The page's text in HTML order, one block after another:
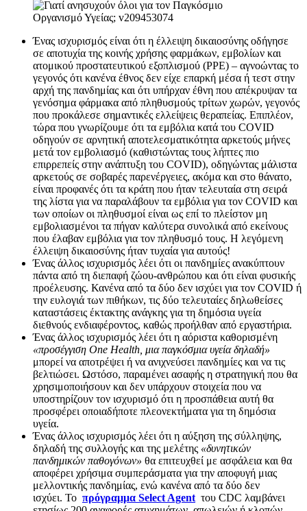
Ένας ισχυρισμός είναι ότι η έλλειψη δικαιοσύνης οδήγησε
σε αποτυχία της κοινής χρήσης φαρμάκων, εμβολίων και
ατομικού προστατευτικού εξοπλισμού (PPE) – αγνοώντας το
γεγονός ότι κανένα έθνος δεν είχε επαρκή μέσα ή τεστ στην
αρχή της πανδημίας και ότι υπήρχαν έθνη που απέκρυψαν τα
γενόσημα φάρμακα από πληθυσμούς τρίτων χωρών, γεγονός
που προκάλεσε σημαντικές ελλείψεις θεραπείας. Επιπλέον,
τώρα που γνωρίζουμε ότι τα εμβόλια κατά του COVID
οδηγούν σε αρνητική αποτελεσματικότητα αρκετούς μήνες
μετά τον εμβολιασμό (καθιστώντας τους λήπτες πιο
επιρρεπείς στην ανάπτυξη του COVID), οδηγώντας μάλιστα
αρκετούς σε σοβαρές παρενέργειες, ακόμα και στο θάνατο,
είναι προφανές ότι τα κράτη που ήταν τελευταία στη σειρά
της λίστα για να παραλάβουν τα εμβόλια για τον COVID και
των οποίων οι πληθυσμοί είναι ως επί το πλείστον μη
εμβολιασμένοι τα πήγαν καλύτερα συνολικά από εκείνους
που έλαβαν εμβόλια για τον πληθυσμό τους. Η λεγόμενη
έλλειψη δικαιοσύνης ήταν τυχαία για αυτούς!
Ένας άλλος ισχυρισμός λέει ότι οι πανδημίες ανακύπτουν
πάντα από τη διεπαφή ζώου-ανθρώπου και ότι είναι φυσικής
προέλευσης. Κανένα από τα δύο δεν ισχύει για τον COVID ή
την ευλογιά των πιθήκων, τις δύο τελευταίες δηλωθείσες
καταστάσεις έκτακτης ανάγκης για τη δημόσια υγεία
διεθνούς ενδιαφέροντος, καθώς προήλθαν από εργαστήρια.
Ένας άλλος ισχυρισμός λέει ότι η αόριστα καθορισμένη
«προσέγγιση One Health, μια παγκόσμια υγεία δηλαδή»
μπορεί να αποτρέψει ή να ανιχνεύσει πανδημίες και να τις
βελτιώσει. Ωστόσο, παραμένει ασαφής η στρατηγική που θα
χρησιμοποιήσουν και δεν υπάρχουν στοιχεία που να
υποστηρίζουν τον ισχυρισμό ότι η προσπάθεια αυτή θα
προσφέρει οποιαδήποτε πλεονεκτήματα για τη δημόσια
υγεία.
Ένας άλλος ισχυρισμός λέει ότι η αύξηση της σύλληψης,
δηλαδή της συλλογής και της μελέτης «δυνητικών
πανδημικών παθογόνων» θα επιτευχθεί με ασφάλεια και θα
αποφέρει χρήσιμα συμπεράσματα για την αποφυγή μιας
μελλοντικής πανδημίας, ενώ κανένα από τα δύο δεν
ισχύει. Το πρόγραμμα Select Agent του CDC λαμβάνει